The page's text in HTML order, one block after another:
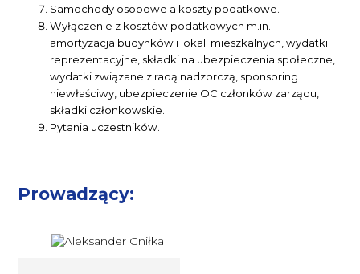
Samochody osobowe a koszty podatkowe.
Wyłączenie z kosztów podatkowych m.in. -
amortyzacja budynków i lokali mieszkalnych, wydatki
reprezentacyjne, składki na ubezpieczenia społeczne,
wydatki związane z radą nadzorczą, sponsoring
niewłaściwy, ubezpieczenie OC członków zarządu,
składki członkowskie.
Pytania uczestników.
Prowadzący: